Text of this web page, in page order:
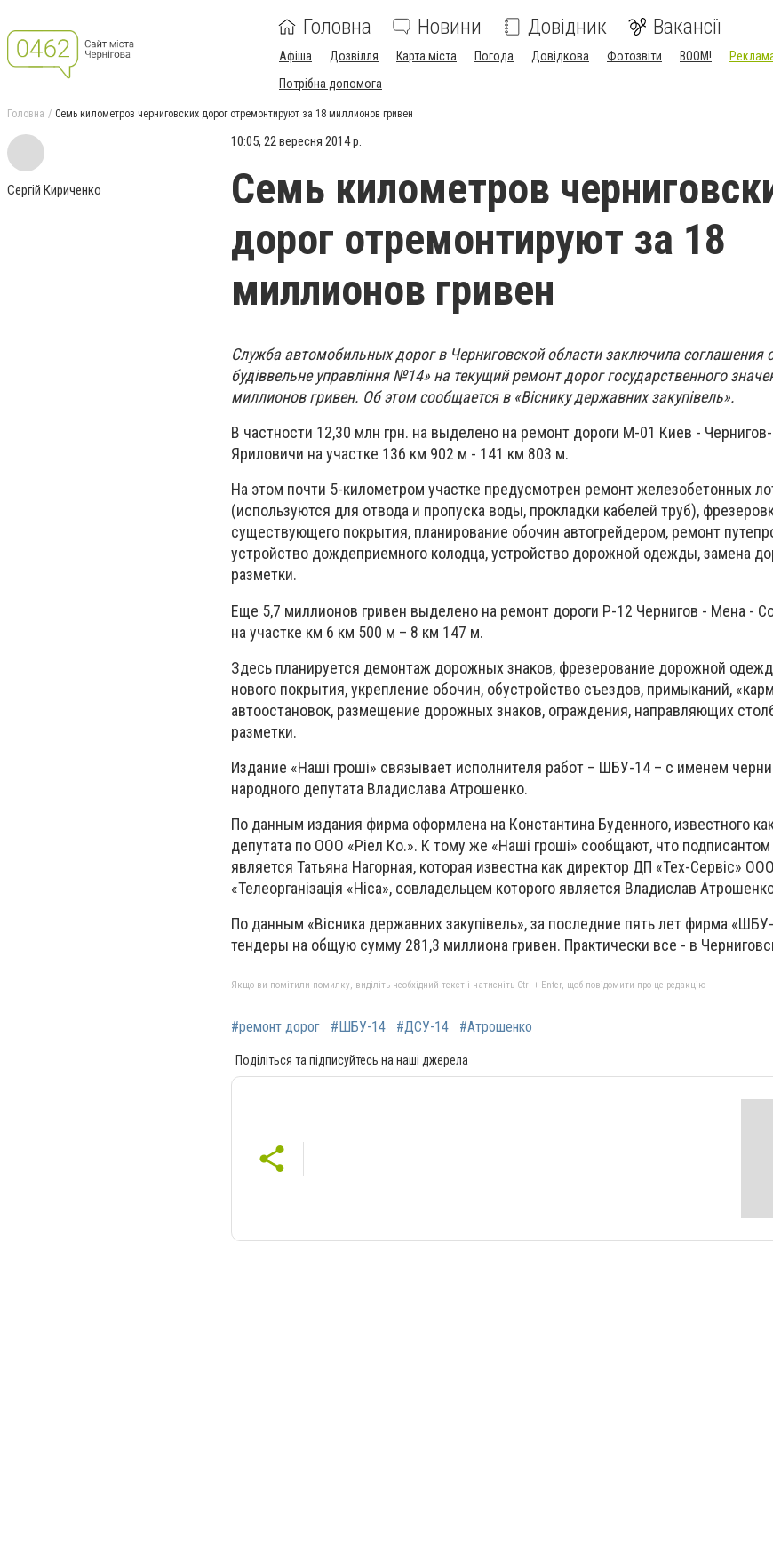
Головна Новини Довідник Вакансії
Афіша Дозвілля Карта міста Погода Довідкова Фотозвіти BOOM!
Потрібна допомога
Головна Семь километров черниговских дорог отремонтируют за 18 миллионов гривен
Сергій Кириченко
10:05, 22 вересня 2014 р.
Семь километров
дорог отремонтируют за 18
миллионов гривен
Службаавтомобильных дорог в Черниговской области заключила
будіввельне управління№14» на текущий ремонт дорог государственного
миллионов гривен. Об этом сообщается в «Вісникудержавнихзакупівель».
В частности 12,30 млн грн. на выделено на ремонт дороги М-01 Киев -
Яриловичи на участке 136 км 902 м - 141 км 803 м.
На этом почти 5-километром участке предусмотрен ремонт железобетонных
(используются для отвода и пропуска воды, прокладки кабелей труб),
существующего покрытия, планирование обочин автогрейдером, ремонт
устройство дождеприемного колодца, устройство дорожной одежды, замена
разметки.
Еще 5,7 миллионов гривен выделено на ремонт дороги Р-12 Чернигов - Мена -
на участке км 6 км 500 м – 8 км 147 м.
Здесь планируется демонтаж дорожных знаков, фрезерование дорожной
нового покрытия, укрепление обочин, обустройство съездов, примыканий,
автоостановок, размещение дорожных знаков, ограждения, направляющих
разметки.
Издание «Наші гроші» связывает исполнителя работ – ШБУ-14 – с именем
народного депутата Владислава Атрошенко.
По данным издания фирма оформлена на Константина Буденного, известного
депутата по ООО «Ріел Ко.». К тому же «Наші гроші» сообщают, что
является Татьяна Нагорная, которая известна как директор ДП «Тех-Сервіс» ООО
«Телеорганізація «Ніса», совладельцем которого является Владислав
По данным «Вісника державних закупівель», за последние пять лет фирма
тендеры на общую сумму 281,3 миллиона гривен. Практически все - в
Якщо ви помітили помилку, виділіть необхідний текст і натисніть Ctrl + Enter, щоб повідомити про це редакцію
#ремонт дорог #ШБУ-14 #ДСУ-14 #Атрошенко
Поділіться та підписуйтесь на наші джерела